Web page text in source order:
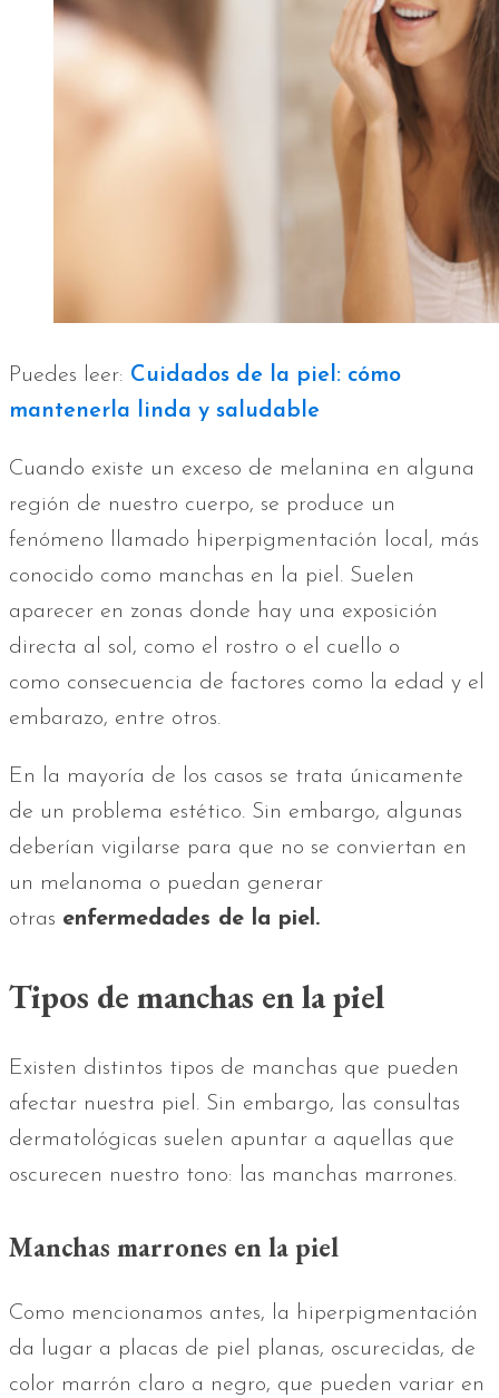
Puedes leer: Cuidados de la piel: cómo
mantenerla linda y saludable
Cuando existe un exceso de melanina en alguna
región de nuestro cuerpo, se produce un
fenómeno llamado hiperpigmentación local, más
conocido como manchas en la piel. Suelen
aparecer en zonas donde hay una exposición
directa al sol, como el rostro o el cuello o
como consecuencia de factores como la edad y el
embarazo, entre otros.
En la mayoría de los casos se trata únicamente
de un problema estético. Sin embargo, algunas
deberían vigilarse para que no se conviertan en
un melanoma o puedan generar
otras enfermedades de la piel.
Tipos de manchas en la piel
Existen distintos tipos de manchas que pueden
afectar nuestra piel. Sin embargo, las consultas
dermatológicas suelen apuntar a aquellas que
oscurecen nuestro tono: las manchas marrones.
Manchas marrones en la piel
Como mencionamos antes, la hiperpigmentación
da lugar a placas de piel planas, oscurecidas, de
color marrón claro a negro, que pueden variar en